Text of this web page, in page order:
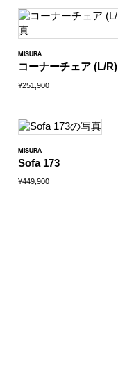
MISURA
コーナーチェア (L/R)
¥251,900
MISURA
Sofa 173
¥449,900